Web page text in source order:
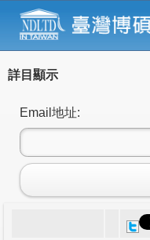
詳目顯示
Email地址: